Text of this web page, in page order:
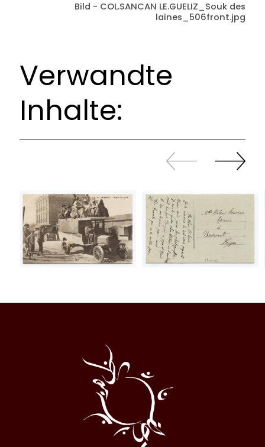
Bild - COL.SANCAN LE.GUELIZ_Souk des
laines_506front.jpg
Verwandte
Inhalte:
Zurück
sliden
Weiter
sliden
Halqa